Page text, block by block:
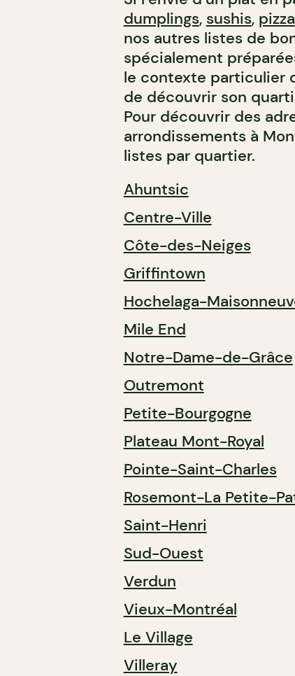
dumplings, sushis, pizza
nos autres listes de
spécialement
le contexte particulier
de découvrir son
Pour découvrir des
arrondissements à
listes par quartier.
Ahuntsic
Centre-Ville
Côte-des-Neiges
Griffintown
Hochelaga-
Mile End
Notre-Dame-de-Grâce
Outremont
Petite-Bourgogne
Plateau Mont-Royal
Pointe-Saint-Charles
Rosemont-La Petite-
Saint-Henri
Sud-Ouest
Verdun
Vieux-Montréal
Le Village
Villeray